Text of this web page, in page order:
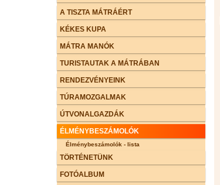
A TISZTA MÁTRÁÉRT
KÉKES KUPA
MÁTRA MANÓK
TURISTAUTAK A MÁTRÁBAN
RENDEZVÉNYEINK
TÚRAMOZGALMAK
ÚTVONALGAZDÁK
ÉLMÉNYBESZÁMOLÓK
Élménybeszámolók - lista
TÖRTÉNETÜNK
FOTÓALBUM